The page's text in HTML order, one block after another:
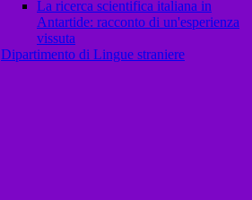
La ricerca scientifica italiana in
Antartide: racconto di un'esperienza
vissuta
Dipartimento di Lingue straniere